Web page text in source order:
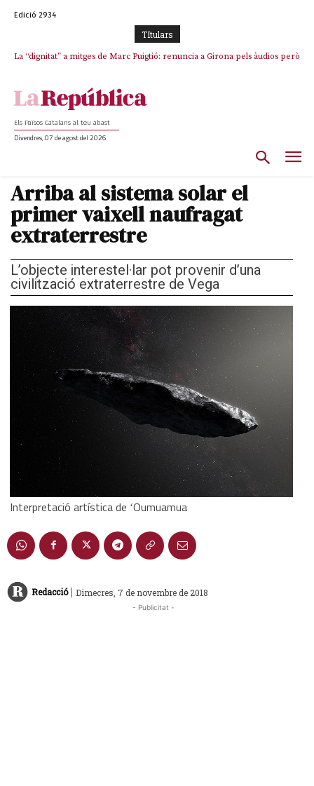
Edició 2934
TItulars
La “dignitat” a mitges de Marc Puigtió: renuncia a Girona pels àudios però
Els Països Catalans al teu abast
Divendres, 07 de agost del 2026
Arriba al sistema solar el
primer vaixell naufragat
extraterrestre
L’objecte interestel·lar pot provenir d’una
civilització extraterrestre de Vega
Interpretació artística de ʻOumuamua
Redacció | Dimecres, 7 de novembre de 2018
- Publicitat -